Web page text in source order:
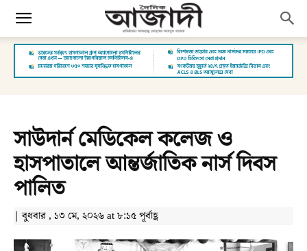
সাউদার্ন মেডিকেল কলেজ ও
হাসপাতালে আন্তর্জাতিক নার্স দিবস
পালিত
| বুধবার , ১৩ মে, ২০২৬ at ৮:১৫ পূর্বাহ্ণ